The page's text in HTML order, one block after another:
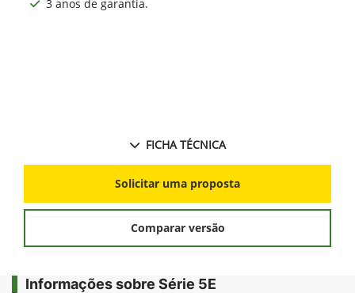
3 anos de garantia.
FICHA TÉCNICA
Solicitar uma proposta
Comparar versão
Informações sobre Série 5E